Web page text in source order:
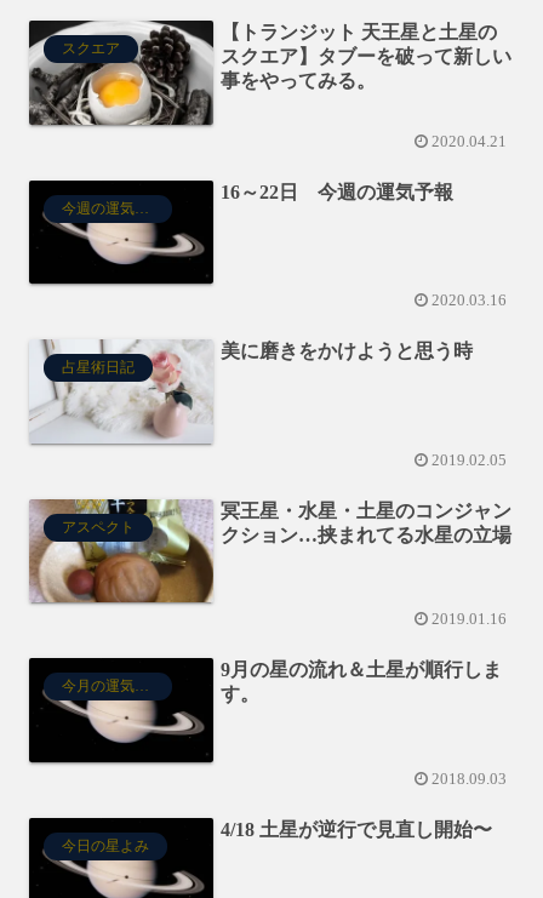
スクエア
【トランジット 天王星と土星の
スクエア】タブーを破って新しい
事をやってみる。
2020.04.21
16～22日 今週の運気予報
2020.03.16
占星術日記
美に磨きをかけようと思う時
2019.02.05
アスペクト
冥王星・水星・土星のコンジャン
クション…挟まれてる水星の立場
2019.01.16
今月の運気予報
9月の星の流れ＆土星が順行しま
す。
2018.09.03
今日の星よみ
4/18 土星が逆行で見直し開始〜